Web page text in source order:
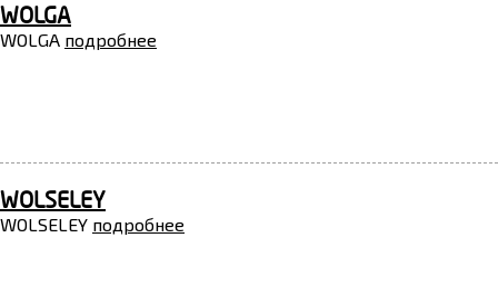
WOLGA
WOLGA подробнее
WOLSELEY
WOLSELEY подробнее